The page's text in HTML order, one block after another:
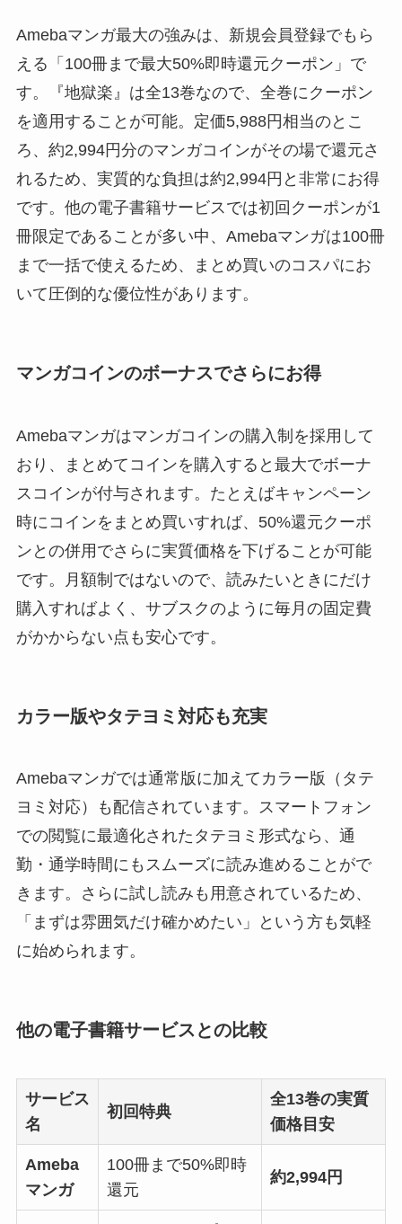
Amebaマンガ最大の強みは、新規会員登録でもら
える「100冊まで最大50%即時還元クーポン」で
す。『地獄楽』は全13巻なので、全巻にクーポン
を適用することが可能。定価5,988円相当のとこ
ろ、約2,994円分のマンガコインがその場で還元さ
れるため、実質的な負担は約2,994円と非常にお得
です。他の電子書籍サービスでは初回クーポンが1
冊限定であることが多い中、Amebaマンガは100冊
まで一括で使えるため、まとめ買いのコスパにお
いて圧倒的な優位性があります。
マンガコインのボーナスでさらにお得
Amebaマンガはマンガコインの購入制を採用して
おり、まとめてコインを購入すると最大でボーナ
スコインが付与されます。たとえばキャンペーン
時にコインをまとめ買いすれば、50%還元クーポ
ンとの併用でさらに実質価格を下げることが可能
です。月額制ではないので、読みたいときにだけ
購入すればよく、サブスクのように毎月の固定費
がかからない点も安心です。
カラー版やタテヨミ対応も充実
Amebaマンガでは通常版に加えてカラー版（タテ
ヨミ対応）も配信されています。スマートフォン
での閲覧に最適化されたタテヨミ形式なら、通
勤・通学時間にもスムーズに読み進めることがで
きます。さらに試し読みも用意されているため、
「まずは雰囲気だけ確かめたい」という方も気軽
に始められます。
他の電子書籍サービスとの比較
サービス
名
初回特典
全13巻の実質
価格目安
Ameba
マンガ
100冊まで50%即時
還元
約2,994円